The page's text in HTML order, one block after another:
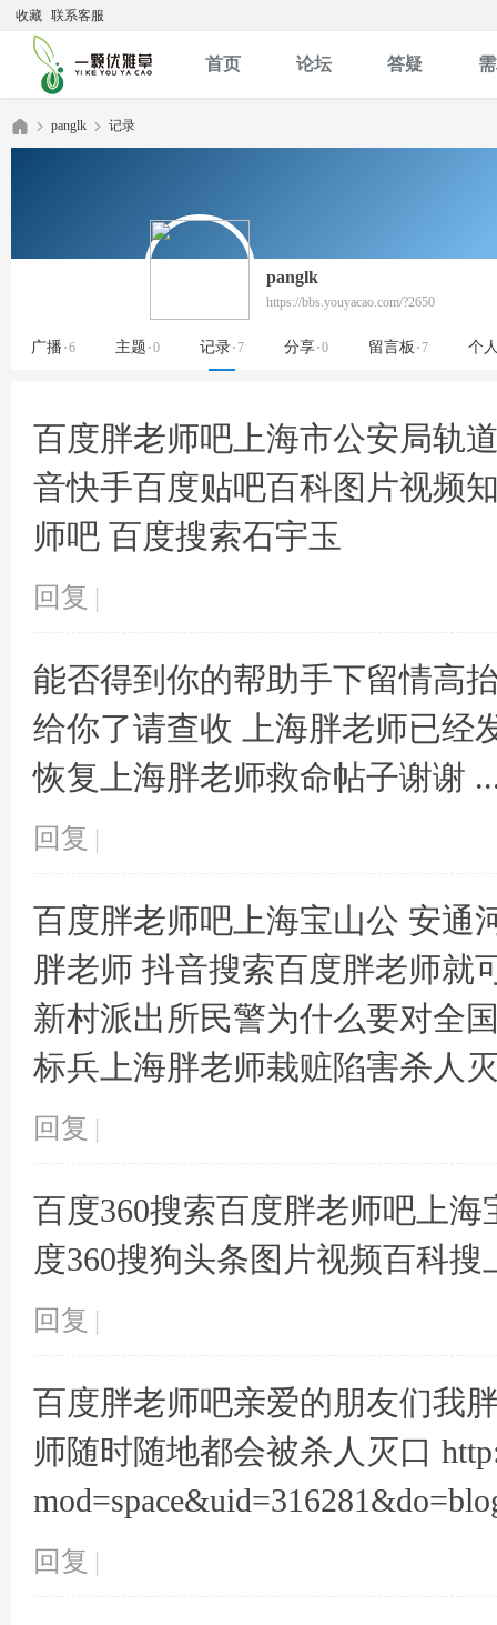
收藏 联系客服
首页 论坛 答疑
panglk 记录
panglk
https://bbs.youyacao.com/?2650
广播 6 主题 0 记录 7 分享 0 留言板 7 个
百度胖老师吧上海市公安局轨
音快手百度贴吧百科图片视频
师吧 百度搜索石宇玉
回复 |
能否得到你的帮助手下留情高
给你了请查收 上海胖老师已经
恢复上海胖老师救命帖子谢谢
回复 |
百度胖老师吧上海宝山公 安通
胖老师 抖音搜索百度胖老师就
新村派出所民警为什么要对全
标兵上海胖老师栽赃陷害杀人
回复 |
百度360搜索百度胖老师吧上
度360搜狗头条图片视频百科
回复 |
百度胖老师吧亲爱的朋友们我
师随时随地都会被杀人灭口
回复 |